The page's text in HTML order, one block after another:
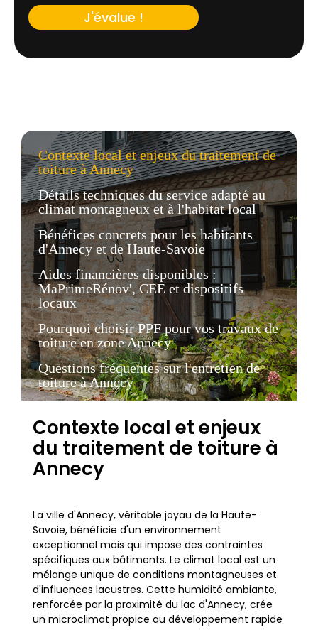
J'évalue !
Contexte local et enjeux du traitement de
toiture à Annecy
Détails techniques du service adapté au
climat montagneux et à l'habitat local
Bénéfices concrets pour les habitants
d'Annecy et de Haute-Savoie
Aides financières disponibles :
MaPrimeRénov', CEE et dispositifs
locaux
Pourquoi choisir PPF pour vos travaux de
toiture en zone Annecy
Questions fréquentes sur l'entretien de
toiture à Annecy
Contexte local et enjeux
du traitement de toiture à
Annecy
La ville d'Annecy, véritable joyau de la Haute-
Savoie, bénéficie d'un environnement
exceptionnel mais qui impose des contraintes
spécifiques aux bâtiments. Le climat local est un
mélange unique de conditions montagneuses et
d'influences lacustres. Cette humidité ambiante,
renforcée par la proximité du lac d'Annecy, crée
un microclimat propice au développement rapide